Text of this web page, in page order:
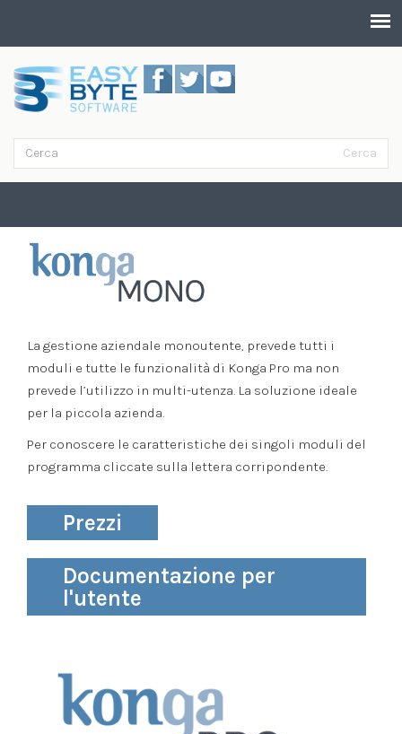
Form di ricerca
Cerca
Cerca
Mono
La gestione aziendale monoutente, prevede tutti i
moduli e tutte le funzionalità di Konga Pro ma non
prevede l’utilizzo in multi-utenza. La soluzione ideale
per la piccola azienda.
Per conoscere le caratteristiche dei singoli moduli del
programma cliccate sulla lettera corripondente.
Prezzi
Documentazione per
l'utente